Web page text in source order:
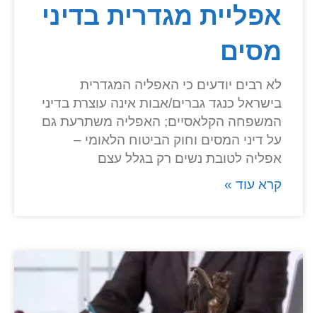
אפליית מגדרית בדיני
מסים
לא רבים יודעים כי האפליה המגדרית
בישראל כנגד גברים/אבות אינה עוצרת בדיני
המשפחה הקלאסיים; האפליה משתרעת גם
על דיני המסים וחוק הביטוח הלאומי –
אפליה לטובת נשים רק בגלל עצם
קרא עוד »